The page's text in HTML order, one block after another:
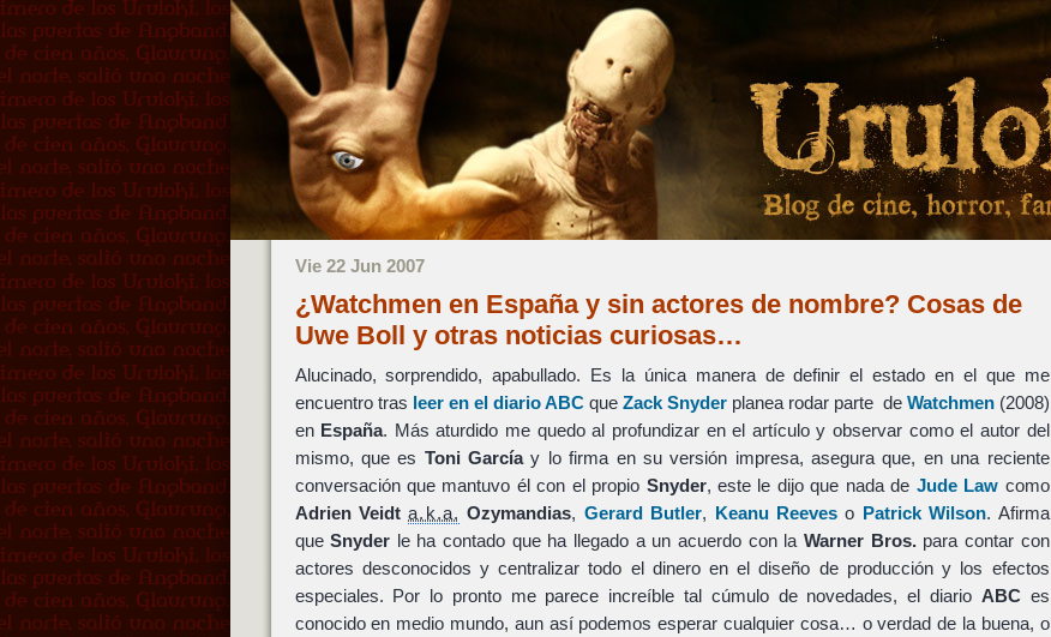
Vie 22 Jun 2007
¿Watchmen en España y sin actores de nombre? Cosas de
Uwe Boll y otras noticias curiosas…
Alucinado, sorprendido, apabullado. Es la única manera de definir el estado en el que me
encuentro tras leer en el diario ABCque Zack Snyderplanea rodar parte de Watchmen(2008)
en España. Más aturdido me quedo al profundizar en el artículo y observar como el autor del
mismo, que es Toni Garcíay lo firma en su versión impresa, asegura que, en una reciente
conversación que mantuvo él con el propio Snyder, este le dijo que nada de Jude Law como
Adrien Veidt a.k.a. Ozymandias, Gerard Butler, Keanu Reeveso Patrick Wilson. Afirma
queSnyder le ha contado que ha llegado a un acuerdo con la Warner Bros.para contar con
actores desconocidos y centralizar todo el dinero en el diseño de producción y los efectos
especiales. Por lo pronto me parece increíble tal cúmulo de novedades, el diario ABCes
conocido en medio mundo, aun así podemos esperar cualquier cosa… o verdad de la buena, o